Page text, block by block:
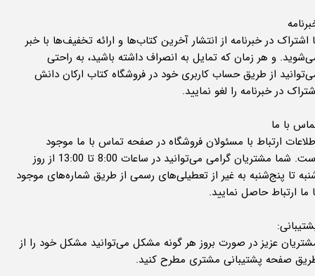
اشتراک در خبرنامه از انتشار آخرین کتاب‌ها و ارائه تخفیف‌ها با خبر
و هر زمان که تمایل به انصراف داشته باشید، به راحتی
از طریق حساب کاربری خود در فروشگاه کتاب ارکان دانش
در خبرنامه را لغو نمایید.
با ما
ارتباط با مسئولان فروشگاه در صفحه تماس با ما موجود
است. شما مشتریان گرامی می‌توانید در ساعات 8:00 تا 13:00 از روز
تا پنج‌شنبه به ‌غیر از تعطیلی‌های رسمی از طریق شماره‌های موجود
ما ارتباط حاصل نمایید.
عزیز در صورت بروز هر گونه مشکل می‌توانید مشکل خود را از
صفحه پشتیبانی مشتری مطرح کنید.